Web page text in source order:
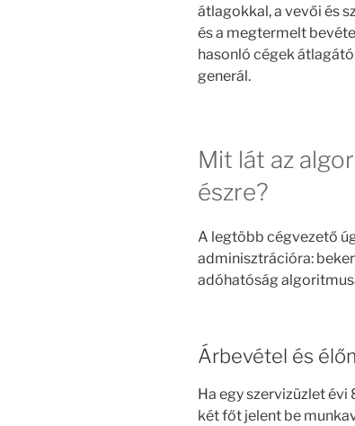
átlagokkal, a vevői és
és a megtermelt
hasonló cégek
generál.
Mit lát az
észre?
A legtöbb cégvezető
adminisztrációra:
adóhatóság
Árbevétel és
Ha egy szervizüzlet
két főt jelent be